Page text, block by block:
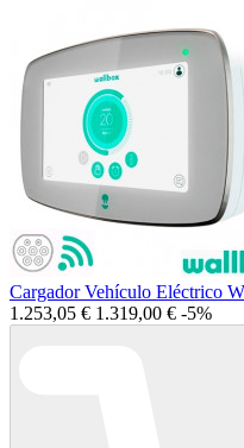
Cargador Vehículo Eléctrico
1.253,05 € 1.319,00 € -5%